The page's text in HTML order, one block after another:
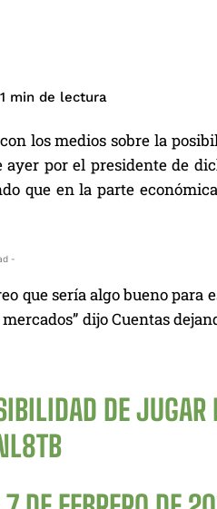
min de lectura
los medios sobre la
por el presidente de
que en la parte
-
que sería algo bueno para
dijo Cuentas
DE